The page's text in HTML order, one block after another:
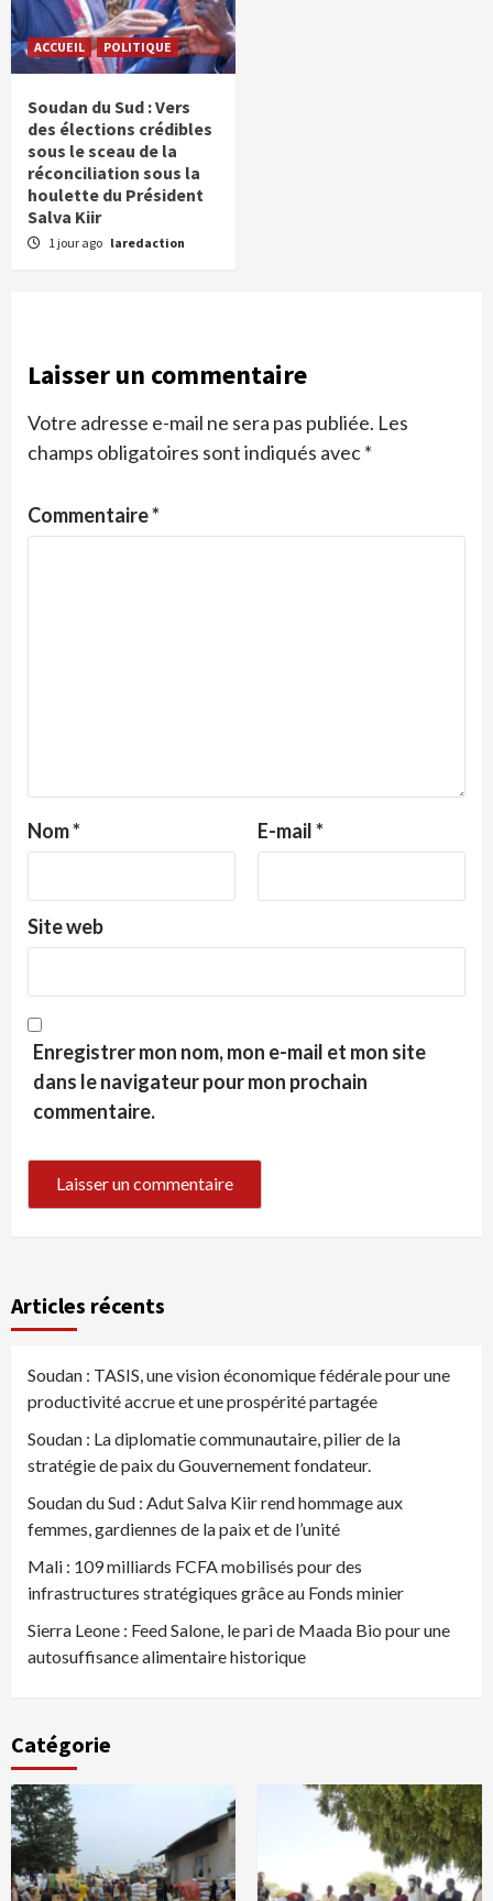
ACCUEIL POLITIQUE
Soudan du Sud : Vers
des élections crédibles
sous le sceau de la
réconciliation sous la
houlette du Président
Salva Kiir
1 jour ago laredaction
Laisser un commentaire
Votre adresse e-mail ne sera pas publiée. Les
champs obligatoires sont indiqués avec*
Commentaire*
Nom* E-mail*
Site web
Enregistrer mon nom, mon e-mail et mon site
dans le navigateur pour mon prochain
commentaire.
Articles récents
Soudan : TASIS, une vision économique fédérale pour une
productivité accrue et une prospérité partagée
Soudan : La diplomatie communautaire, pilier de la
stratégie de paix du Gouvernement fondateur.
Soudan du Sud : Adut Salva Kiir rend hommage aux
femmes, gardiennes de la paix et de l’unité
Mali : 109 milliards FCFA mobilisés pour des
infrastructures stratégiques grâce au Fonds minier
Sierra Leone : Feed Salone, le pari de Maada Bio pour une
autosuffisance alimentaire historique
Catégorie